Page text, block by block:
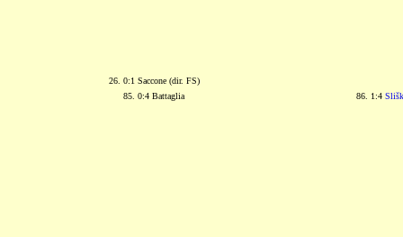
26. 0:1 Saccone (dir. FS)
85. 0:4 Battaglia
86. 1:4